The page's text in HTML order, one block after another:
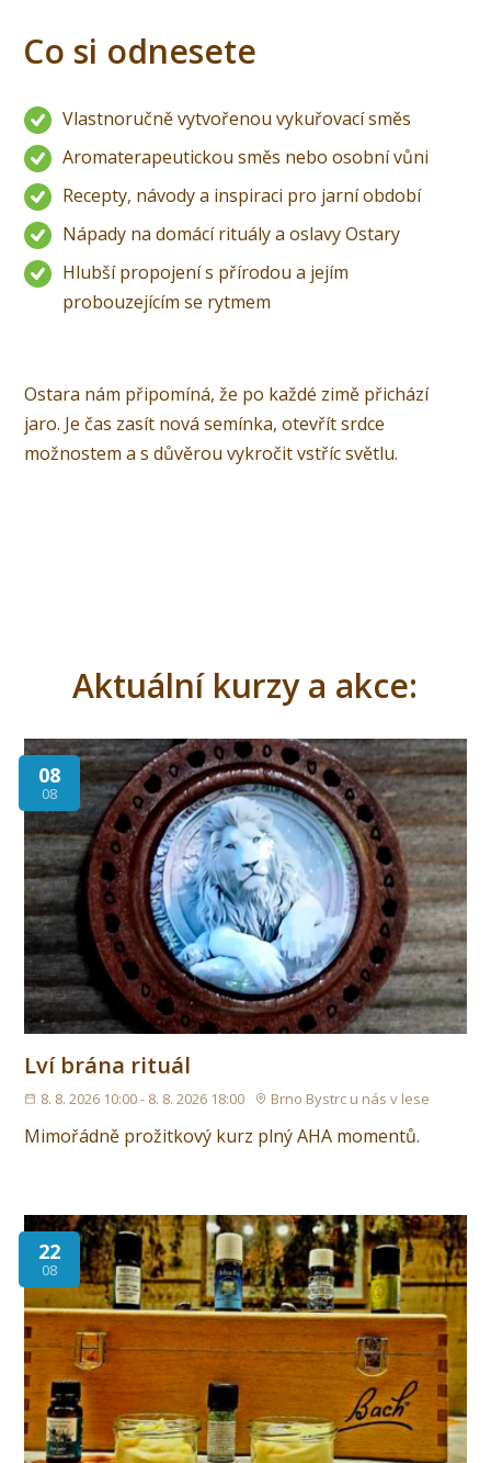
Co si odnesete
Vlastnoručně vytvořenou vykuřovací směs
Aromaterapeutickou směs nebo osobní vůni
Recepty, návody a inspiraci pro jarní období
Nápady na domácí rituály a oslavy Ostary
Hlubší propojení s přírodou a jejím
probouzejícím se rytmem
Ostara nám připomíná, že po každé zimě přichází
jaro. Je čas zasít nová semínka, otevřít srdce
možnostem a s důvěrou vykročit vstříc světlu.
Aktuální kurzy a akce:
08
08
Lví brána rituál
8. 8. 2026 10:00 - 8. 8. 2026 18:00 Brno Bystrc u nás v lese
Mimořádně prožitkový kurz plný AHA momentů.
22
08